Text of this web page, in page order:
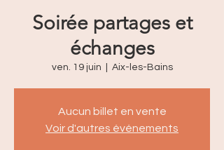
Soirée partages et
échanges
ven. 19 juin Aix-les-Bains
Aucun billet en vente
Voir d'autres événements